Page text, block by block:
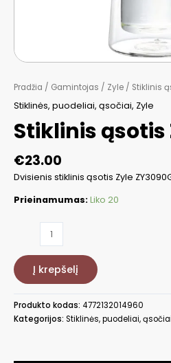
Pradžia / Gamintojas / Zyle / Stiklinis
Stiklinės, puodeliai, ąsočiai, Zyle
Stiklinis ąsotis
€23.00
Dvisienis stiklinis ąsotis Zyle
Prieinamumas:Liko 20
Stiklinis
ąsotis
ZY3090GJ
Į krepšelį
Produkto kodas: 4772132014960
Kategorijos: Stiklinės, puodeliai, ąsočiai